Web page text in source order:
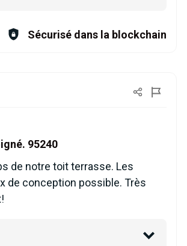
Sécurisé dans la blockchain
95240
de notre toit terrasse. Les
de conception possible. Très